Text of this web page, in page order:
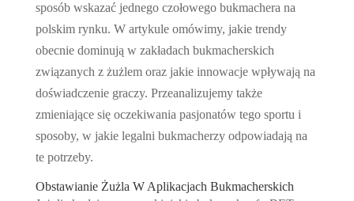
sposób wskazać jednego czołowego bukmachera na
polskim rynku. W artykule omówimy, jakie trendy
obecnie dominują w zakładach bukmacherskich
związanych z żużlem oraz jakie innowacje wpływają na
doświadczenie graczy. Przeanalizujemy także
zmieniające się oczekiwania pasjonatów tego sportu i
sposoby, w jakie legalni bukmacherzy odpowiadają na
te potrzeby.
Obstawianie Żużla W Aplikacjach Bukmacherskich